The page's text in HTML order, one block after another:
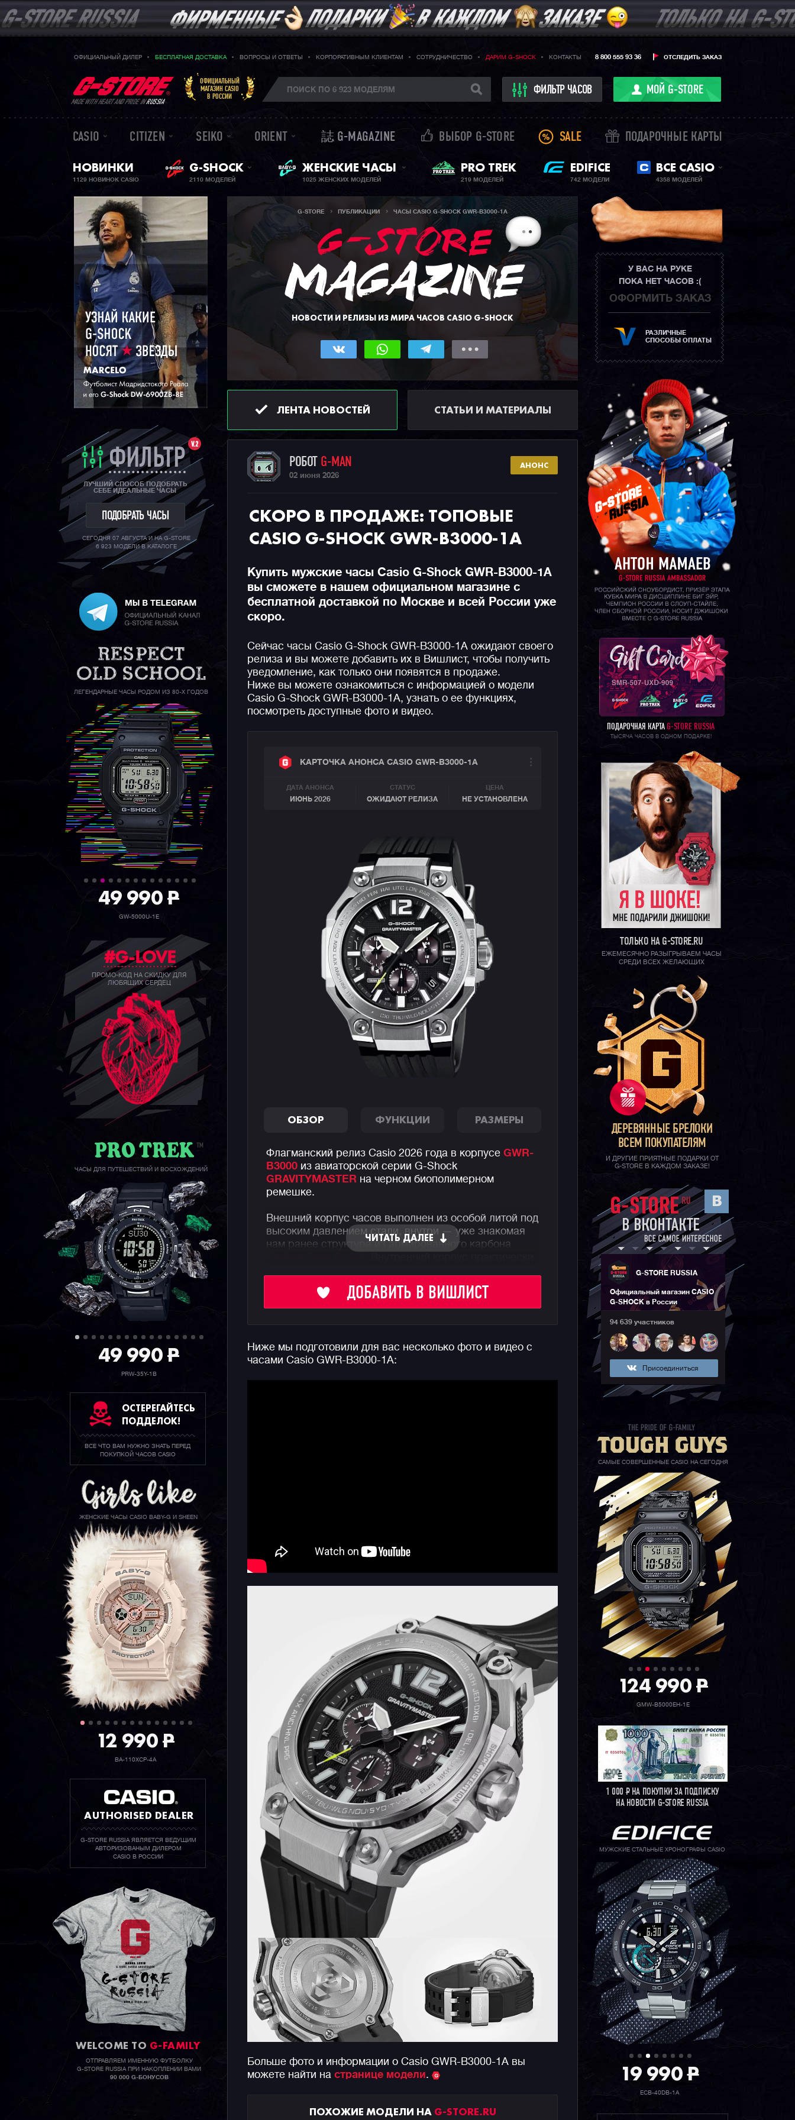
ОФИЦИАЛЬНЫЙ ДИЛЕР БЕСПЛАТНАЯ ДОСТАВКА ВОПРОСЫ И ОТВЕТЫ КОРПОРАТИВНЫМ КЛИЕНТАМ СОТРУДНИЧЕСТВО ДАРИМ G-SHOCK КОНТАКТЫ ОТСЛЕДИТЬ ЗАКАЗ
8 800 555 93 36
MADE WITH HEART AND PRIDE INRUSSIA
ОФИЦИАЛЬНЫЙ
МАГАЗИН CASIO
В РОССИИ
ФИЛЬТР ЧАСОВ МОЙ G-STORE
CASIO CITIZEN SEIKO ORIENT 誌 G-MAGAZINE ВЫБОР G-STORE SALE ПОДАРОЧНЫЕ КАРТЫ
НОВИНКИ
1129 НОВИНОК CASIO
G-SHOCK
2110 МОДЕЛЕЙ
ЖЕНСКИЕ ЧАСЫ
BABY-G + SHEEN
1025 ЖЕНСКИХ МОДЕЛЕЙ
PRO TREK
219 МОДЕЛЕЙ
EDIFICE
742 МОДЕЛИ
ВСЕ CASIO
4358 МОДЕЛЕЙ
V.2
ФИЛЬТР
ЛУЧШИЙ СПОСОБ ПОДОБРАТЬ
СЕБЕ ИДЕАЛЬНЫЕ ЧАСЫ
ПОДОБРАТЬ ЧАСЫ
СЕГОДНЯ 07 АВГУСТА И НА G-STORE
6 923 МОДЕЛИ В КАТАЛОГЕ
ЛЕГЕНДАРНЫЕ ЧАСЫ РОДОМ ИЗ 80-Х ГОДОВ
36 990P
GW-5000HS-1E
#G-LOVE
ПРОМО-КОД НА СКИДКУ ДЛЯ
ЛЮБЯЩИХ СЕРДЕЦ
ЧАСЫ ДЛЯ ПУТЕШЕСТВИЙ И ВОСХОЖДЕНИЙ
49 990P
PRW-35Y-1B
ОСТЕРЕГАЙТЕСЬ
ПОДДЕЛОК!
ВСЕ ЧТО ВАМ НУЖНО ЗНАТЬ ПЕРЕД
ПОКУПКОЙ ЧАСОВ CASIO
ЖЕНСКИЕ ЧАСЫ CASIO BABY-G И SHEEN
12 990P
BA-110XCP-4A
AUTHORISED DEALER
G-STORE RUSSIA ЯВЛЯЕТСЯ ВЕДУЩИМ
АВТОРИЗОВАНЫМ ДИЛЕРОМ
CASIO В РОССИИ
WELCOME TO G-FAMILY
ОТПРАВЛЯЕМ ИМЕННУЮ ФУТБОЛКУ
G-STORE RUSSIA ПРИ НАКОПЛЕНИИ ВАМИ
90 000 G-БОНУСОВ
G-STORE ПУБЛИКАЦИИ ЧАСЫ CASIO G-SHOCK GWR-B3000-1A
НОВОСТИ И РЕЛИЗЫ ИЗ МИРА ЧАСОВ CASIO G-SHOCK
ЛЕНТА НОВОСТЕЙ СТАТЬИ И МАТЕРИАЛЫ
РОБОТ G-MAN
02 июня 2026
АНОНС
СКОРО В ПРОДАЖЕ: ТОПОВЫЕ
CASIO G-SHOCK GWR-B3000-1A
Купить мужские часы Casio G-Shock GWR-B3000-1A
вы сможете в нашем официальном магазине с
бесплатной доставкой по Москве и всей России уже
скоро.
Сейчас часы Casio G-Shock GWR-B3000-1A ожидают своего
релиза и вы можете добавить их в Вишлист, чтобы получить
уведомление, как только они появятся в продаже.
Ниже вы можете ознакомиться с информацией о модели
Casio G-Shock GWR-B3000-1A, узнать о ее функциях,
посмотреть доступные фото и видео.
КАРТОЧКА АНОНСА CASIO GWR-B3000-1A
ДАТА АНОНСА
ИЮНЬ 2026
СТАТУС
ОЖИДАЮТ РЕЛИЗА
ЦЕНА
НЕ УСТАНОВЛЕНА
ОБЗОР ФУНКЦИИ РАЗМЕРЫ
Флагманский релиз Casio 2026 года в корпусе GWR-
B3000 из авиаторской серии G-Shock
GRAVITYMASTER на черном биополимерном
ремешке.
Внешний корпус часов выполнен из особой литой под
высоким давлением стали, внутри — уже знакомая
нам ранее структура из армированного карбона
местах, минимизируя передачу импульсов и
деформаций от любых возможных механических
воздействий из вне.
технологиейTough Movementверсии 2.0,
включающий в себя новые детекторы ударов и
воздействия центробежной силы, перегрузок и
вибраций.
привычные для джишоков 200-метровую водозащиту
с абсолютной ударопрочностью. Конечно же, модель
собирается только в Японии на высоко-
технологичном производстве CASIO в Ямагата.
ЧИТАТЬ ДАЛЕЕ
ДОБАВИТЬ В ВИШЛИСТ
Ниже мы подготовили для вас несколько фото и видео с
часами Casio GWR-B3000-1A:
Больше фото и информации о Casio GWR-B3000-1A вы
можете найти на странице модели.
ПОХОЖИЕ МОДЕЛИ НА G-STORE.RU
У ВАС НА РУКЕ
ПОКА НЕТ ЧАСОВ :(
ОФОРМИТЬ ЗАКАЗ
РАЗЛИЧНЫЕ
СПОСОБЫ ОПЛАТЫ
ПОДАРОЧНАЯ КАРТА G-STORE RUSSIA
ТЫСЯЧА ЧАСОВ В ОДНОМ ПОДАРКЕ!
ТОЛЬКО НА G-STORE.RU
ЕЖЕМЕСЯЧНО РАЗЫГРЫВАЕМ ЧАСЫ
СРЕДИ ВСЕХ ЖЕЛАЮЩИХ
ДЕРЕВЯННЫЕ БРЕЛОКИ
ВСЕМ ПОКУПАТЕЛЯМ
И ДРУГИЕ ПРИЯТНЫЕ ПОДАРКИ ОТ
G-STORE В КАЖДОМ ЗАКАЗЕ!
G-STORE RUSSIA
Официальный магазин CASIO
G-SHOCK в России
94 639 участников
Присоединиться
САМЫЕ СОВЕРШЕННЫЕ CASIO НА СЕГОДНЯ
124 990P
GMW-B5000EH-1E
1 000РНА ПОКУПКИ ЗА ПОДПИСКУ
НА НОВОСТИ G-STORE RUSSIA
МУЖСКИЕ СТАЛЬНЫЕ ХРОНОГРАФЫ CASIO
19 990P
ECB-40DB-1A